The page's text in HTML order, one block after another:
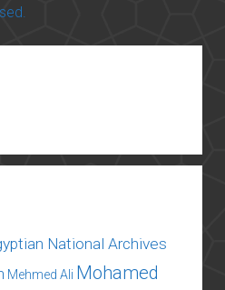
National Archives
Mehmed Ali Mohamed